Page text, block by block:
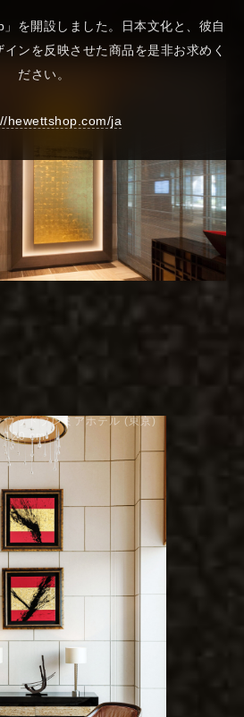
(東京)
ウッドプレミアホテル (東京)
120 cm
を開設しました。日本文化と、彼自
ンを反映させた商品を是非お求めく
ださい。
hewettshop.com/ja